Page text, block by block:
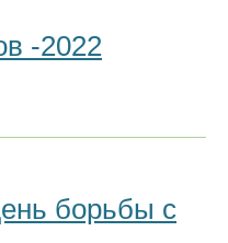
-2022
борьбы с